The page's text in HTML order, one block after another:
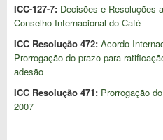
ICC-127-7: Decisões e Resoluções
Conselho Internacional do Café
ICC Resolução 472: Acordo
Prorrogação do prazo para
adesão
ICC Resolução 471: Prorrogação
2007